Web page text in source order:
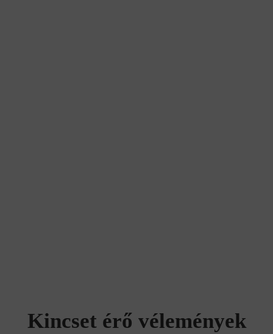
Kincset érő vélemények